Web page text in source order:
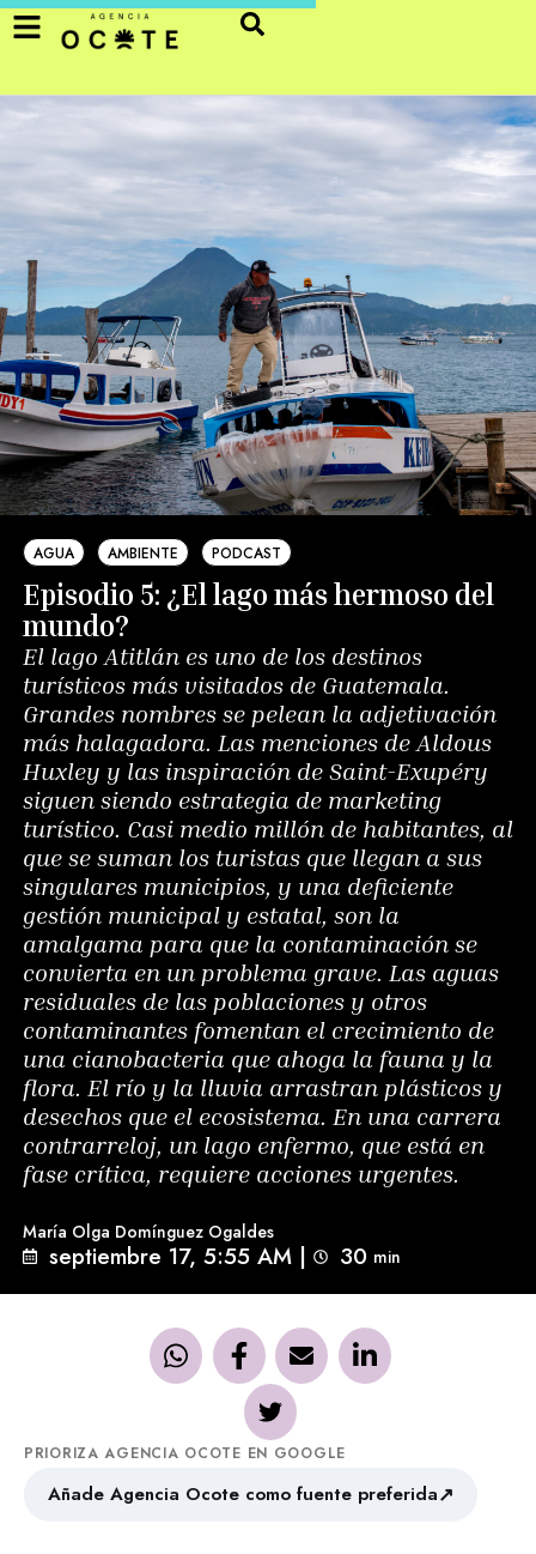
AGUA AMBIENTE PODCAST
Episodio 5: ¿El lago más hermoso del
mundo?
El lago Atitlán es uno de los destinos
turísticos más visitados de Guatemala.
Grandes nombres se pelean la adjetivación
más halagadora. Las menciones de Aldous
Huxley y las inspiración de Saint-Exupéry
siguen siendo estrategia de marketing
turístico. Casi medio millón de habitantes, al
que se suman los turistas que llegan a sus
singulares municipios, y una deficiente
gestión municipal y estatal, son la
amalgama para que la contaminación se
convierta en un problema grave. Las aguas
residuales de las poblaciones y otros
contaminantes fomentan el crecimiento de
una cianobacteria que ahoga la fauna y la
flora. El río y la lluvia arrastran plásticos y
desechos que el ecosistema. En una carrera
contrarreloj, un lago enfermo, que está en
fase crítica, requiere acciones urgentes.
María Olga Domínguez Ogaldes
septiembre 17, 5:55 AM | 30 min
PRIORIZA AGENCIA OCOTE EN GOOGLE
Añade Agencia Ocote como fuente preferida↗